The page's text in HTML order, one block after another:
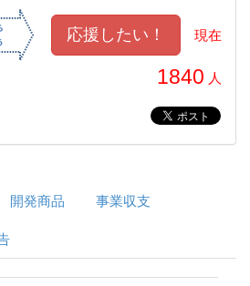
現在
1840 人
開発商品 事業収支